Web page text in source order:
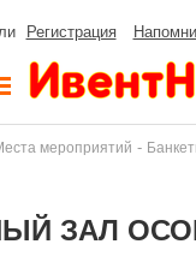
Регистрация
мероприятий -
ЗАЛ